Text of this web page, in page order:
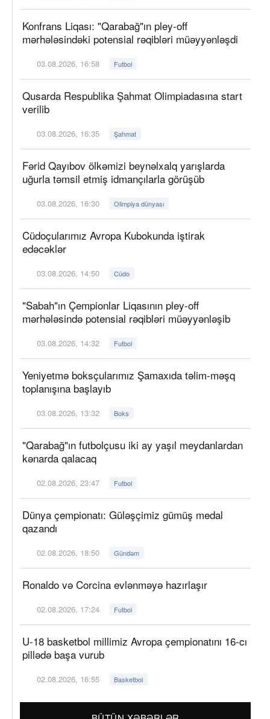
Konfrans Liqası: "Qarabağ"ın pley-off
mərhələsindəki potensial rəqibləri müəyyənləşdi
03.08.2026, 16:58 Futbol
Qusarda Respublika Şahmat Olimpiadasına start
verilib
03.08.2026, 16:35 Şahmat
Fərid Qayıbov ölkəmizi beynəlxalq yarışlarda
uğurla təmsil etmiş idmançılarla görüşüb
03.08.2026, 16:30 Olimpiya dünyası
Cüdoçularımız Avropa Kubokunda iştirak
edəcəklər
03.08.2026, 14:50 Cüdo
"Sabah"ın Çempionlar Liqasının pley-off
mərhələsində potensial rəqibləri müəyyənləşib
03.08.2026, 14:32 Futbol
Yeniyetmə boksçularımız Şamaxıda təlim-məşq
toplanışına başlayıb
03.08.2026, 13:32 Boks
"Qarabağ"ın futbolçusu iki ay yaşıl meydanlardan
kənarda qalacaq
02.08.2026, 23:47 Futbol
Dünya çempionatı: Güləşçimiz gümüş medal
qazandı
02.08.2026, 18:50 Gündəm
Ronaldo və Corcina evlənməyə hazırlaşır
02.08.2026, 17:24 Futbol
U-18 basketbol millimiz Avropa çempionatını 16-cı
pillədə başa vurub
02.08.2026, 16:55 Basketbol